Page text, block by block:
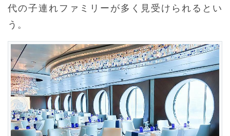
代の子連れファミリーが多く見受けられるとい
う。